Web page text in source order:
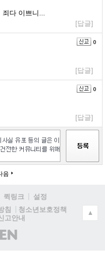
다 이쁘니...
[답글]
0
[답글]
0
[답글]
음
퀵링크
설정
침
청소년보호정책
고안내
)
▲